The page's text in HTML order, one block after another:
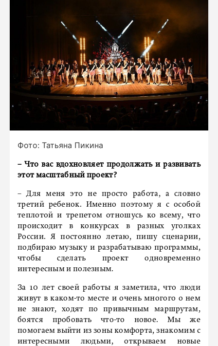
Фото: Татьяна Пикина
– Что вас вдохновляет продолжать и развивать
этот масштабный проект?
– Для меня это не просто работа, а словно
третий ребенок. Именно поэтому я с особой
теплотой и трепетом отношусь ко всему, что
происходит в конкурсах в разных уголках
России. Я постоянно летаю, пишу сценарии,
подбираю музыку и разрабатываю программы,
чтобы сделать проект одновременно
интересным и полезным.
За 10 лет своей работы я заметила, что люди
живут в каком-то месте и очень многого о нем
не знают, ходят по привычным маршрутам,
боятся пробовать что-то новое. Мы же
помогаем выйти из зоны комфорта, знакомим с
интересными людьми, открываем новые